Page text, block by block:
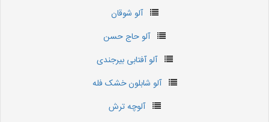
آلو شوقان
آلو حاج حسن
آلو آفتابی بیرجندی
آلو شابلون خشک فله
آلوچه ترش